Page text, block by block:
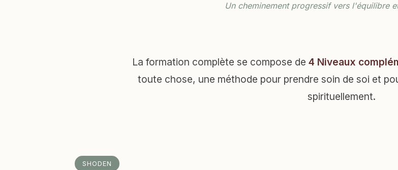
Un cheminement progressif vers l'équilibre
La formation complète se compose de 4 Niveaux
toute chose, une méthode pour prendre soin de soi et
spirituellement.
SHODEN